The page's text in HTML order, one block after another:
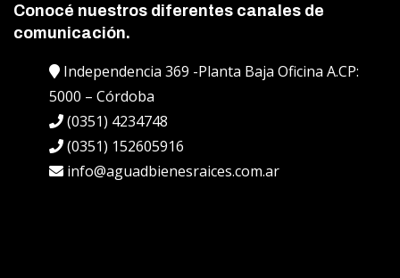
Conocé nuestros diferentes canales de
comunicación.
Independencia 369 -Planta Baja Oficina A.CP:
5000 – Córdoba
(0351) 4234748
(0351) 152605916
info@aguadbienesraices.com.ar